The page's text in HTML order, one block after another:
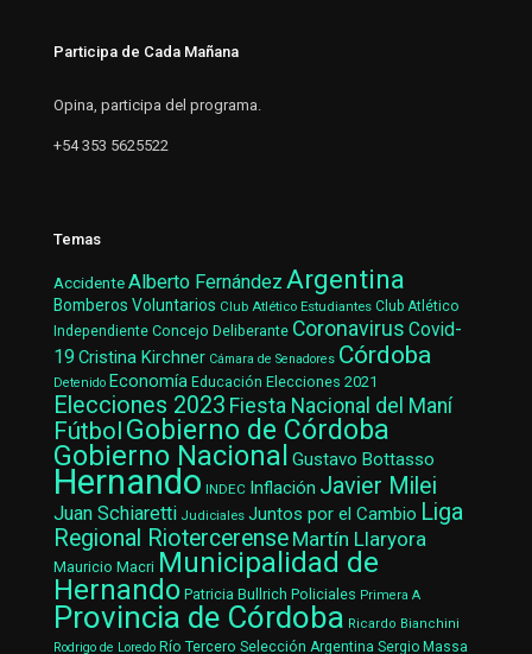
Participa de Cada Mañana
Opina, participa del programa.
+54 353 5625522
Temas
AccidenteAlberto Fernández Argentina
Bomberos Voluntarios Club Atlético Estudiantes Club Atlético
Independiente Concejo Deliberante Coronavirus Covid-
19 Cristina Kirchner Cámara de Senadores Córdoba
Detenido Economía Educación Elecciones 2021
Elecciones 2023 Fiesta Nacional del Maní
Fútbol Gobierno de Córdoba
Gobierno Nacional Gustavo Bottasso
Hernando INDEC Inflación Javier Milei
Juan Schiaretti Judiciales Juntos por el Cambio Liga
Regional Riotercerense Martín Llaryora
Mauricio Macri Municipalidad de
Hernando Patricia Bullrich Policiales Primera A
Provincia de Córdoba Ricardo Bianchini
Rodrigo de Loredo Río Tercero Selección Argentina Sergio Massa